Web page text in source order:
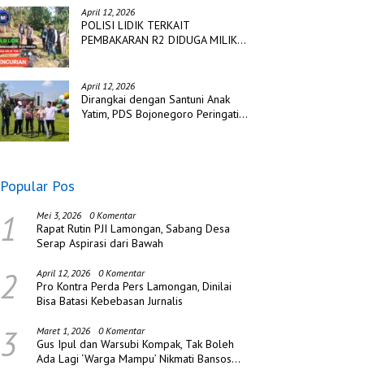
April 12, 2026
POLISI LIDIK TERKAIT
PEMBAKARAN R2 DIDUGA MILIK
April 12, 2026
Dirangkai dengan Santuni Anak
Yatim, PDS Bojonegoro Peringati
Popular Pos
1 Mei 3, 2026 0 Komentar
Rapat Rutin PJI Lamongan, Sabang Desa
Serap Aspirasi dari Bawah
2 April 12, 2026 0 Komentar
Pro Kontra Perda Pers Lamongan, Dinilai
Bisa Batasi Kebebasan Jurnalis
3 Maret 1, 2026 0 Komentar
Gus Ipul dan Warsubi Kompak, Tak Boleh
Ada Lagi ‘Warga Mampu’ Nikmati Bansos